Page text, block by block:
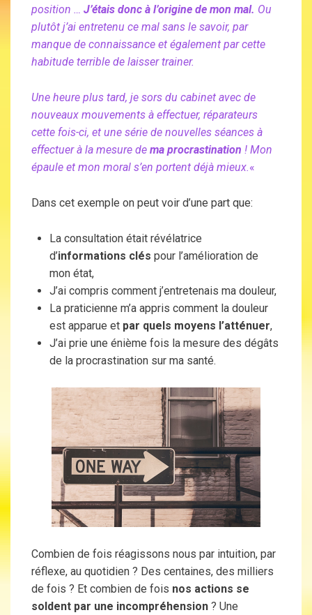
position … J’étais donc à l’origine de mon mal. Ou
plutôt j’ai entretenu ce mal sans le savoir, par
manque de connaissance et également par cette
habitude terrible de laisser trainer.
Une heure plus tard, je sors du cabinet avec de
nouveaux mouvements à effectuer, réparateurs
cette fois-ci, et une série de nouvelles séances à
effectuer à la mesure de ma procrastination ! Mon
épaule et mon moral s’en portent déjà mieux.«
Dans cet exemple on peut voir d’une part que:
La consultation était révélatrice
d’informations clés pour l’amélioration de
mon état,
J’ai compris comment j’entretenais ma douleur,
La praticienne m’a appris comment la douleur
est apparue et par quels moyens l’atténuer,
J’ai prie une énième fois la mesure des dégâts
de la procrastination sur ma santé.
Combien de fois réagissons nous par intuition, par
réflexe, au quotidien ? Des centaines, des milliers
de fois ? Et combien de fois nos actions se
soldent par une incompréhension ? Une